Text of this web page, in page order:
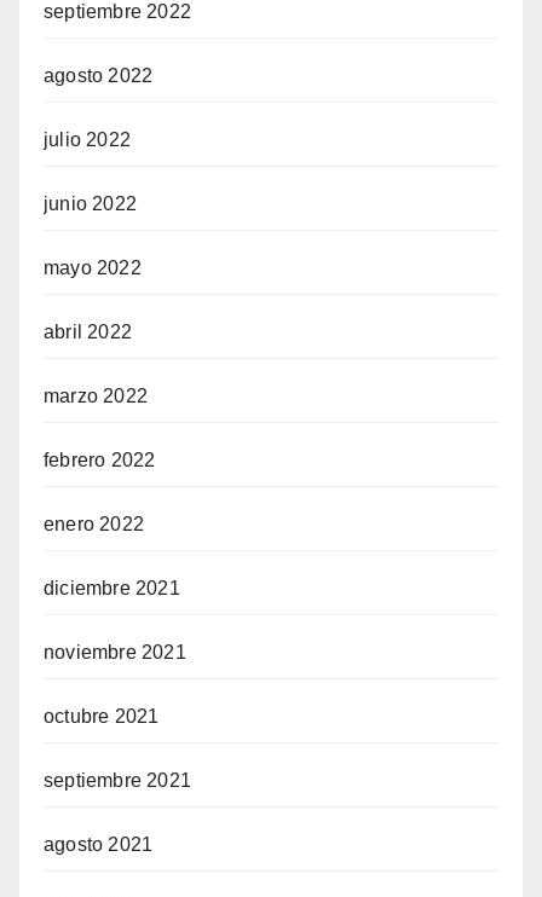
septiembre 2022
agosto 2022
julio 2022
junio 2022
mayo 2022
abril 2022
marzo 2022
febrero 2022
enero 2022
diciembre 2021
noviembre 2021
octubre 2021
septiembre 2021
agosto 2021